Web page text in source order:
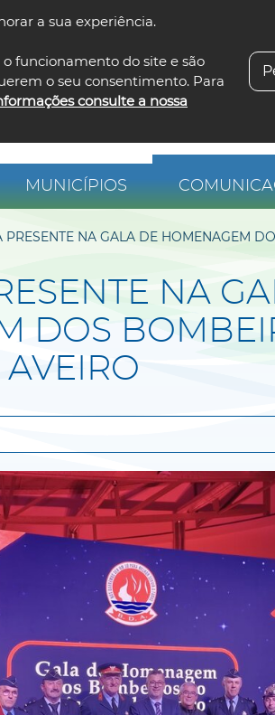
a sua experiência.
o funcionamento do site e são
o seu consentimento. Para
consulte a nossa
MUNICÍPIOS
PRESENTE NA GALA DE HOMENAGEM
NA
DOS
AVEIRO